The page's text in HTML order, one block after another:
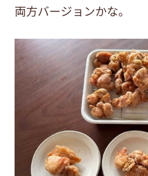
両方バージョンかな。